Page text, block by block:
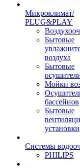
Микроклимат/
PLUG&PLAY
Бытовые
воздуха
Бытовые
Мойки
бассейнов
Бытовые
установки
Системы
PHILIPS